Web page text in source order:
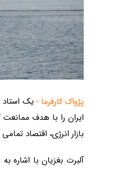
پژواک کارفرما - یک استاد
ایران را با هدف
بازار انرژی، اقتصاد
آلبرت بغزیان با اشاره